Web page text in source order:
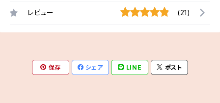
レビュー (21)
保存 シェア LINE ポスト